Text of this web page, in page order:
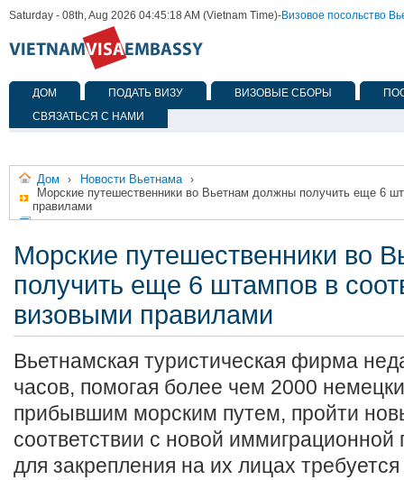
Saturday - 08th, Aug 2026 04:45:18 AM (Vietnam Time)-Визовое посольство
ДОМ ПОДАТЬ ВИЗУ ВИЗОВЫЕ СБОРЫ
СВЯЗАТЬСЯ С НАМИ
Дом › Новости Вьетнама ›
Морские путешественники во Вьетнам должны получить еще 6
правилами
Морские путешественники во
получить еще 6 штампов в
визовыми правилами
Вьетнамская туристическая фирма
часов, помогая более чем 2000
прибывшим морским путем, пройти
соответствии с новой иммиграционной
для закрепления на их лицах